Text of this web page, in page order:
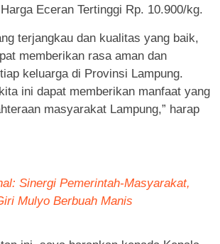
Eceran Tertinggi Rp. 10.900/kg.
terjangkau dan kualitas yang baik,
memberikan rasa aman dan
keluarga di Provinsi Lampung.
ini dapat memberikan manfaat yang
masyarakat Lampung,” harap
Sinergi Pemerintah-Masyarakat,
Mulyo Berbuah Manis